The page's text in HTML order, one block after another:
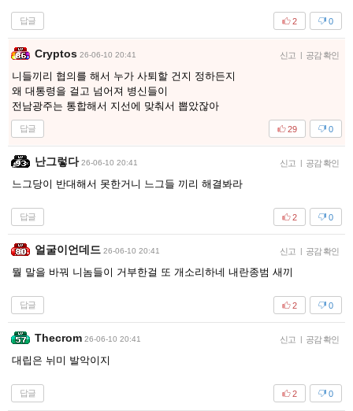
답글 0
2
Cryptos 26-06-10 20:41 신고 | 공감 확인
니들끼리 협의를 해서 누가 사퇴할 건지 정하든지
왜 대통령을 걸고 넘어져 병신들이
전남광주는 통합해서 지선에 맞춰서 뽑았잖아
답글 0
29
난그렇다 26-06-10 20:41 신고 | 공감 확인
느그당이 반대해서 못한거니 느그들 끼리 해결봐라
답글 0
2
얼굴이언데드 26-06-10 20:41 신고 | 공감 확인
뭘 말을 바꿔 니놈들이 거부한걸 또 개소리하네 내란종범 새끼
답글 0
2
Thecrom 26-06-10 20:41 신고 | 공감 확인
대립은 뉘미 발악이지
답글 0
2